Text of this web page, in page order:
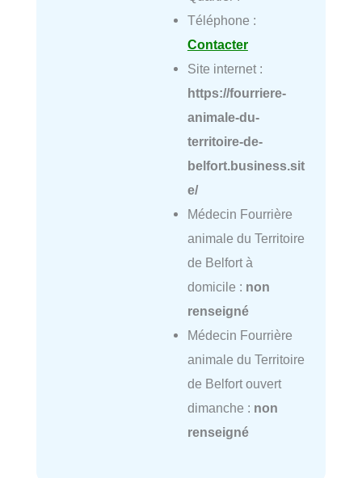
Téléphone :
Contacter
Site internet :
https://fourriere-
animale-du-
territoire-de-
belfort.business.sit
e/
Médecin Fourrière
animale du Territoire
de Belfort à
domicile : non
renseigné
Médecin Fourrière
animale du Territoire
de Belfort ouvert
dimanche : non
renseigné